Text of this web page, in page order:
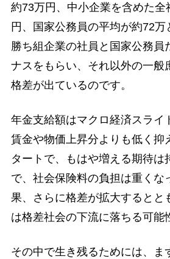
約73万円、中小企業を含めた全
円、国家公務員の平均が約72万
勝ち組企業の社員と国家公務員
ナスをもらい、それ以外の一般
格差が出ているのです。
年金支給額はマクロ経済スライ
賃金や物価上昇分よりも低く抑
タートで、もはや増える期待は
で、社会保険料の負担は重くな
果、さらに格差が拡大するとと
は格差社会の下流に落ちる可能
その中で生き残るためには、ま